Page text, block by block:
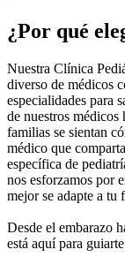
¿Por qué
Nuestra Clínica
diverso de médicos
especialidades para
de nuestros
familias se sientan
médico que
específica de
nos esforzamos por
mejor se adapte a tu
Desde el embarazo
está aquí para